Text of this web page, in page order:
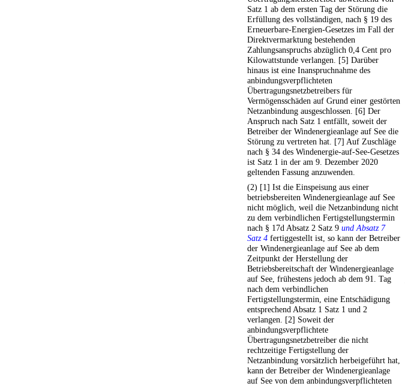
Satz 1 ab dem ersten Tag der Störung die
Erfüllung des vollständigen, nach § 19 des
Erneuerbare-Energien-Gesetzes im Fall der
Direktvermarktung bestehenden
Zahlungsanspruchs abzüglich 0,4 Cent pro
Kilowattstunde verlangen. [5] Darüber
hinaus ist eine Inanspruchnahme des
anbindungsverpflichteten
Übertragungsnetzbetreibers für
Vermögensschäden auf Grund einer gestörten
Netzanbindung ausgeschlossen. [6] Der
Anspruch nach Satz 1 entfällt, soweit der
Betreiber der Windenergieanlage auf See die
Störung zu vertreten hat. [7] Auf Zuschläge
nach § 34 des Windenergie-auf-See-Gesetzes
ist Satz 1 in der am 9. Dezember 2020
geltenden Fassung anzuwenden.
(2) [1] Ist die Einspeisung aus einer
betriebsbereiten Windenergieanlage auf See
nicht möglich, weil die Netzanbindung nicht
zu dem verbindlichen Fertigstellungstermin
nach § 17d Absatz 2 Satz 9 und Absatz 7
Satz 4 fertiggestellt ist, so kann der Betreiber
der Windenergieanlage auf See ab dem
Zeitpunkt der Herstellung der
Betriebsbereitschaft der Windenergieanlage
auf See, frühestens jedoch ab dem 91. Tag
nach dem verbindlichen
Fertigstellungstermin, eine Entschädigung
entsprechend Absatz 1 Satz 1 und 2
verlangen. [2] Soweit der
anbindungsverpflichtete
Übertragungsnetzbetreiber die nicht
rechtzeitige Fertigstellung der
Netzanbindung vorsätzlich herbeigeführt hat,
kann der Betreiber der Windenergieanlage
auf See von dem anbindungsverpflichteten